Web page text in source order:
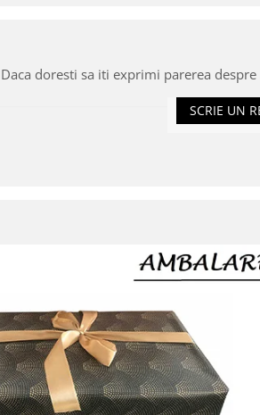
Daca doresti sa iti exprimi parerea
SCRIE UN